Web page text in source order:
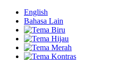
English
Bahasa Lain